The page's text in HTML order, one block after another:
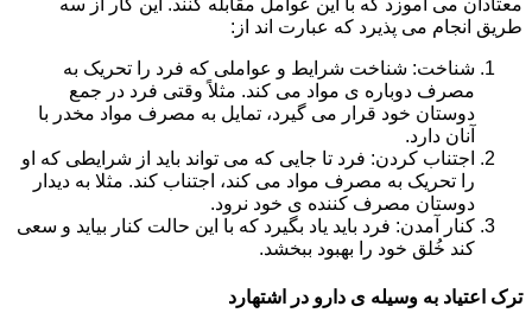
معتادان می آموزد که با این عوامل مقابله کنند. این کار از سه
طریق انجام می پذیرد که عبارت اند از:
شناخت: شناخت شرایط و عواملی که فرد را تحریک به
مصرف دوباره ی مواد می کند. مثلاً وقتی فرد در جمع
دوستان خود قرار می گیرد، تمایل به مصرف مواد مخدر با
آنان دارد.
اجتناب کردن: فرد تا جایی که می تواند باید از شرایطی که او
را تحریک به مصرف مواد می کند، اجتناب کند. مثلا به دیدار
دوستان مصرف کننده ی خود نرود.
کنار آمدن: فرد باید یاد بگیرد که با این حالت کنار بیاید و سعی
کند خُلق خود را بهبود ببخشد.
ترک اعتیاد به وسیله ی دارو در اشتهارد